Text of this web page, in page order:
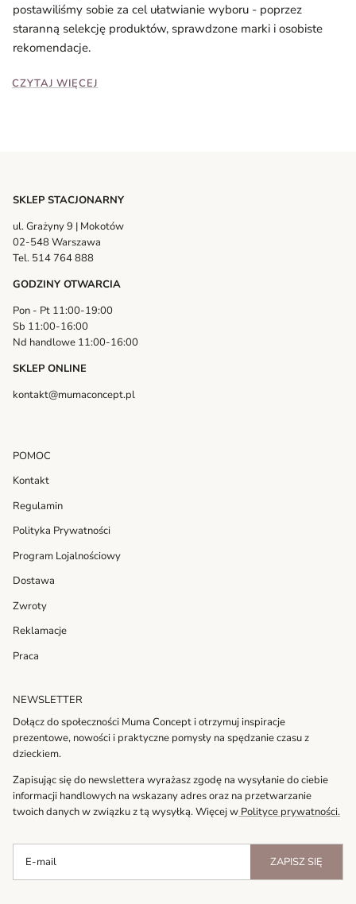
postawiliśmy sobie za cel ułatwianie wyboru - poprzez
staranną selekcję produktów, sprawdzone marki i osobiste
rekomendacje.
CZYTAJ WIĘCEJ
SKLEP STACJONARNY
ul. Grażyny 9 | Mokotów
02-548 Warszawa
Tel. 514 764 888
GODZINY OTWARCIA
Pon - Pt 11:00-19:00
Sb 11:00-16:00
Nd handlowe 11:00-16:00
SKLEP ONLINE
kontakt@mumaconcept.pl
POMOC
Kontakt
Regulamin
Polityka Prywatności
Program Lojalnościowy
Dostawa
Zwroty
Reklamacje
Praca
NEWSLETTER
Dołącz do społeczności Muma Concept i otrzymuj inspiracje
prezentowe, nowości i praktyczne pomysły na spędzanie czasu z
dzieckiem.
Zapisując się do newslettera wyrażasz zgodę na wysyłanie do ciebie
informacji handlowych na wskazany adres oraz na przetwarzanie
twoich danych w związku z tą wysyłką. Więcej w Polityce prywatności.
ZAPISZ SIĘ